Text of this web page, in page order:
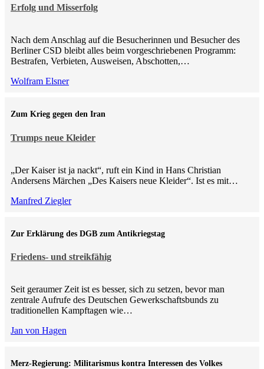
Erfolg und Misserfolg
Nach dem Anschlag auf die Besucherinnen und Besucher des
Berliner CSD bleibt alles beim vorgeschriebenen Programm:
Bestrafen, Verbieten, Ausweisen, Abschotten,…
Wolfram Elsner
Trumps neue Kleider
Zum Krieg gegen den Iran
„Der Kaiser ist ja nackt“, ruft ein Kind in Hans Christian
Andersens Märchen „Des Kaisers neue Kleider“. Ist es mit…
Manfred Ziegler
Friedens- und streikfähig
Zur Erklärung des DGB zum Antikriegstag
Seit geraumer Zeit ist es besser, sich zu setzen, bevor man
zentrale Aufrufe des Deutschen Gewerkschaftsbunds zu
traditionellen Kampftagen wie…
Jan von Hagen
Merz-Regierung: Militarismus kontra Inte­ressen des Volkes